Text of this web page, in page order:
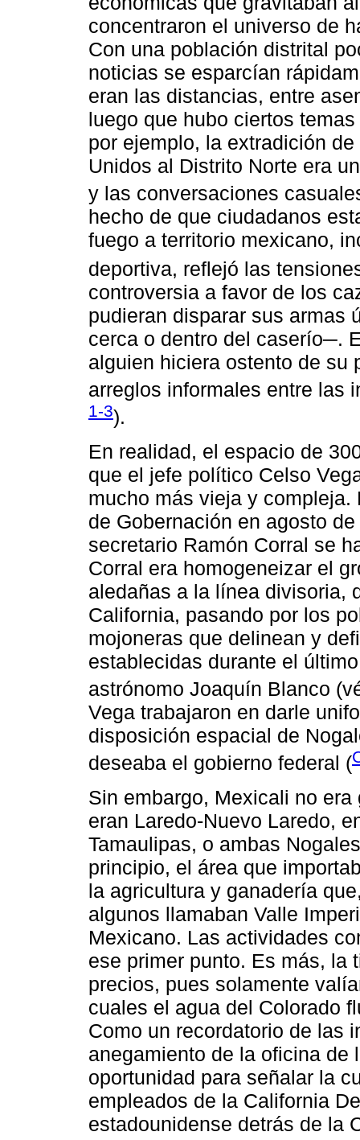
concentraron el universo de
Con una población distrital
noticias se esparcían
eran las distancias, entre
luego que hubo ciertos
por ejemplo, la extradición
Unidos al Distrito Norte era
y las conversaciones
hecho de que ciudadanos
fuego a territorio mexicano,
deportiva, reflejó las
controversia a favor de los
pudieran disparar sus armas
cerca o dentro del caserío─.
alguien hiciera ostento de su
arreglos informales entre las
1-3).
En realidad, el espacio de
que el jefe político Celso
mucho más vieja y
de Gobernación en agosto
secretario Ramón Corral se
Corral era homogeneizar el
aledañas a la línea divisoria,
California, pasando por los
mojoneras que delinean y
establecidas durante el
astrónomo Joaquín Blanco
Vega trabajaron en darle
disposición espacial de
deseaba el gobierno federal (
Sin embargo, Mexicali no
eran Laredo-Nuevo Laredo,
Tamaulipas, o ambas
principio, el área que
la agricultura y ganadería
algunos llamaban Valle
Mexicano. Las actividades
ese primer punto. Es más, la
precios, pues solamente
cuales el agua del Colorado
Como un recordatorio de las
anegamiento de la oficina de
oportunidad para señalar la
empleados de la California
estadounidense detrás de la